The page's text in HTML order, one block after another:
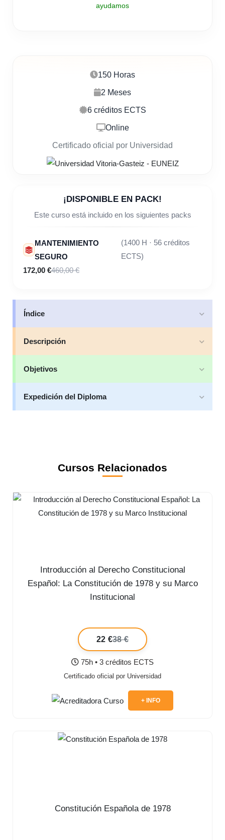
150 Horas
2 Meses
6 créditos ECTS
Online
Certificado oficial por Universidad
¡DISPONIBLE EN PACK!
Este curso está incluido en los siguientes packs
MANTENIMIENTO
SEGURO
(1400 H · 56 créditos
ECTS)
172,00 €460,00 €
Índice
Descripción
Objetivos
Expedición del Diploma
ayudamos
Cursos Relacionados
Introducción al Derecho Constitucional
Español: La Constitución de 1978 y su Marco
Institucional
22 €38 €
75h • 3 créditos ECTS
Certificado oficial por Universidad
+ INFO
Constitución Española de 1978